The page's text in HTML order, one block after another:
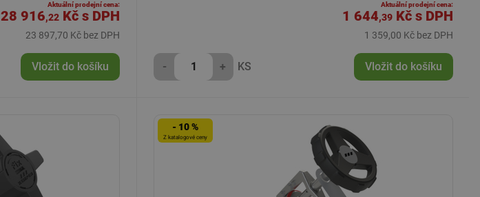
Aktuální prodejní cena:
28 916,22 Kč s DPH
23 897,70 Kč bez DPH
Vložit do košíku
Aktuální prodejní cena:
1 644,39 Kč s DPH
1 359,00 Kč bez DPH
- + KS Vložit do košíku
- 10 %
Z katalogové ceny